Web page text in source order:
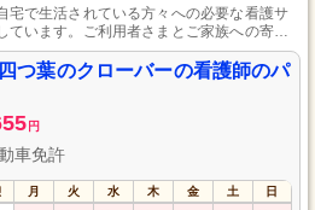
宅で生活されている方々への必要な看護サ
ています。ご利用者さまとご家族への寄り
機関との連携を通じて、医療や看護の知識
土日休みで、時給1600円から、訪問件数手
ーションアップも見込めます。
つ葉のクローバーの看護師のパ
円
車免許
月 火 水 木 金 土 日